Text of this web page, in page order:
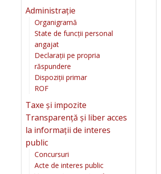
Administrație
Organigramă
State de funcții personal
angajat
Declarații pe propria
răspundere
Dispoziții primar
ROF
Taxe și impozite
Transparență și liber acces
la informații de interes
public
Concursuri
Acte de interes public